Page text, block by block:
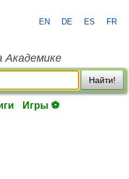
EN DE ES FR
Академике
Найти!
Игры ⚽